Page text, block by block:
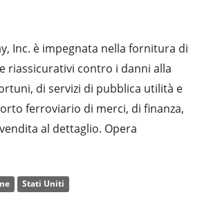
Inc. è impegnata nella fornitura di
riassicurativi contro i danni alla
di servizi di pubblica utilità e
ferroviario di merci, di finanza,
al dettaglio. Opera
segmenti: GEICO, Berkshire
Northern Santa Fe, LLC
Stati Uniti